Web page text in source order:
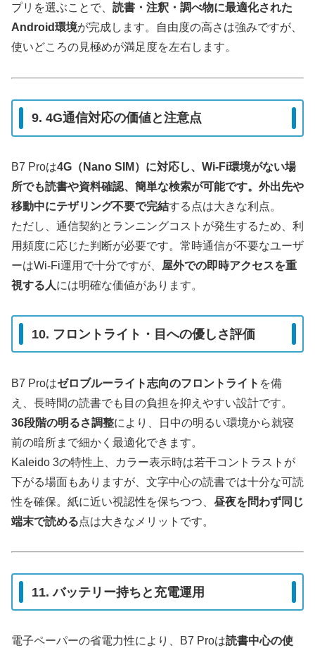
プリを選ぶことで、 読書・注釈・調べ物に最適化された
Android環境が完成します。自由度の高さは強みですが、
使いどころの見極めが満足度を左右します。
9. 4G通信対応の価値と注意点
B7 Proは4G（Nano SIM）に対応し、Wi-Fi環境がない場
所でも読書や資料確認、簡単な検索が可能です。外出先や
移動中にテザリング不要で完結する点は大きな利点。
ただし、通信契約とランニングコストが発生するため、利
用頻度に応じた判断が必要です。常時通信が不要なユーザ
ーはWi-Fi運用で十分ですが、 屋外での即時アクセスを重
視する人には明確な価値があります。
10. フロントライト・目への優しさ評価
B7 Proはゼロブルーライト志向のフロントライト を備
え、長時間の読書でも目の負担を抑えやすい設計です。
36段階の明るさ調整により、日中の明るい環境から就寝
前の暗所まで細かく最適化できます。
Kaleido 3の特性上、カラー表示時は若干コントラストが
下がる場面もありますが、文字中心の読書では十分な可読
性を確保。紙に近い視認性を保ちつつ、 昼夜を問わず同じ
端末で読める点は大きなメリットです。
11. バッテリー持ちと充電運用
電子ペーパーの省電力性により、B7 Proは読書中心の使